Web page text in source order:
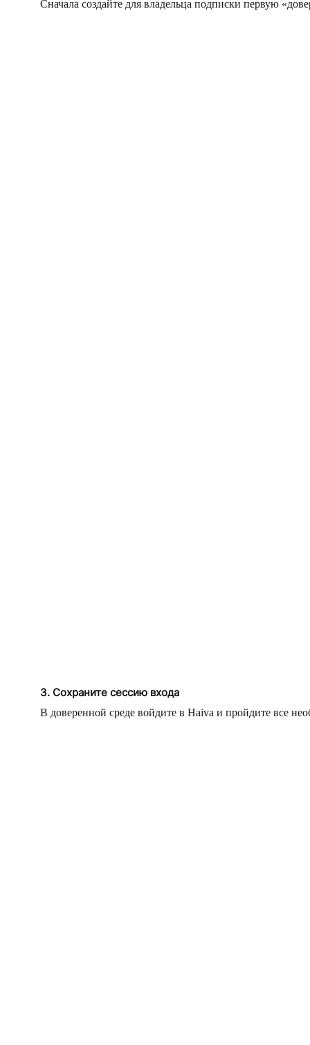
Сначала создайте для владельца подписки первую
3. Сохраните сессию входа
В доверенной среде войдите в Haiva и пройдите все